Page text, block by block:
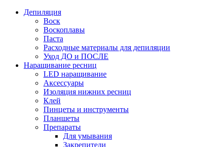
Депиляция
Воск
Воскоплавы
Паста
Расходные материалы для депиляции
Уход ДО и ПОСЛЕ
Наращивание ресниц
LED наращивание
Аксессуары
Изоляция нижних ресниц
Клей
Пинцеты и инструменты
Планшеты
Препараты
Для умывания
Закрепители